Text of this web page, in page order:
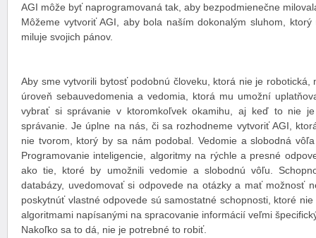
AGI môže byť naprogramovaná tak, aby bezpodmienečne
Môžeme vytvoriť AGI, aby bola naším dokonalým sluhom,
miluje svojich pánov.
Aby sme vytvorili bytosť podobnú človeku, ktorá nie je robotická,
úroveň sebauvedomenia a vedomia, ktorá mu umožní
vybrať si správanie v ktoromkoľvek okamihu, aj keď to nie
správanie. Je úplne na nás, či sa rozhodneme vytvoriť AGI,
nie tvorom, ktorý by sa nám podobal. Vedomie a slobodná
Programovanie inteligencie, algoritmy na rýchle a presné
ako tie, ktoré by umožnili vedomie a slobodnú vôľu.
databázy, uvedomovať si odpovede na otázky a mať možnosť
poskytnúť vlastné odpovede sú samostatné schopnosti, ktoré
algoritmami napísanými na spracovanie informácií veľmi
Nakoľko sa to dá, nie je potrebné to robiť.